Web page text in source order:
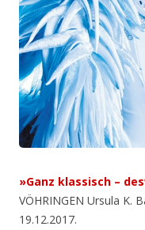
»Ganz klassisch –
VÖHRINGEN Ursula K.
19.12.2017.